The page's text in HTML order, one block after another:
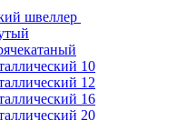
швеллер
10
12
16
20